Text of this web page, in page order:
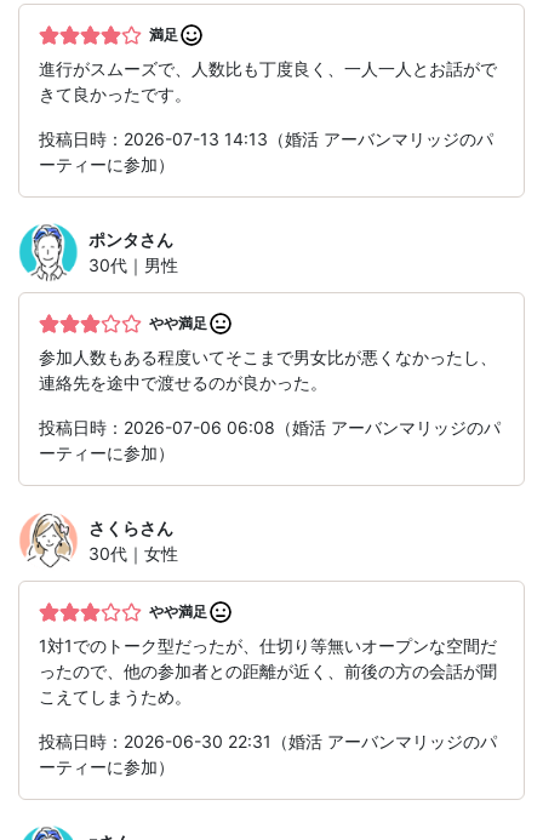
満足
進行がスムーズで、人数比も丁度良く、一人一人とお話がで
きて良かったです。
投稿日時：2026-07-13 14:13（婚活 アーバンマリッジのパ
ーティーに参加）
ポンタさん
30代｜男性
やや満足
参加人数もある程度いてそこまで男女比が悪くなかったし、
連絡先を途中で渡せるのが良かった。
投稿日時：2026-07-06 06:08（婚活 アーバンマリッジのパ
ーティーに参加）
さくらさん
30代｜女性
やや満足
1対1でのトーク型だったが、仕切り等無いオープンな空間だ
ったので、他の参加者との距離が近く、前後の方の会話が聞
こえてしまうため。
投稿日時：2026-06-30 22:31（婚活 アーバンマリッジのパ
ーティーに参加）